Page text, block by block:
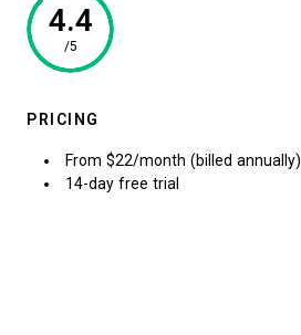
4.4
/5
PRICING
From $22/month (billed annually)
14-day free trial